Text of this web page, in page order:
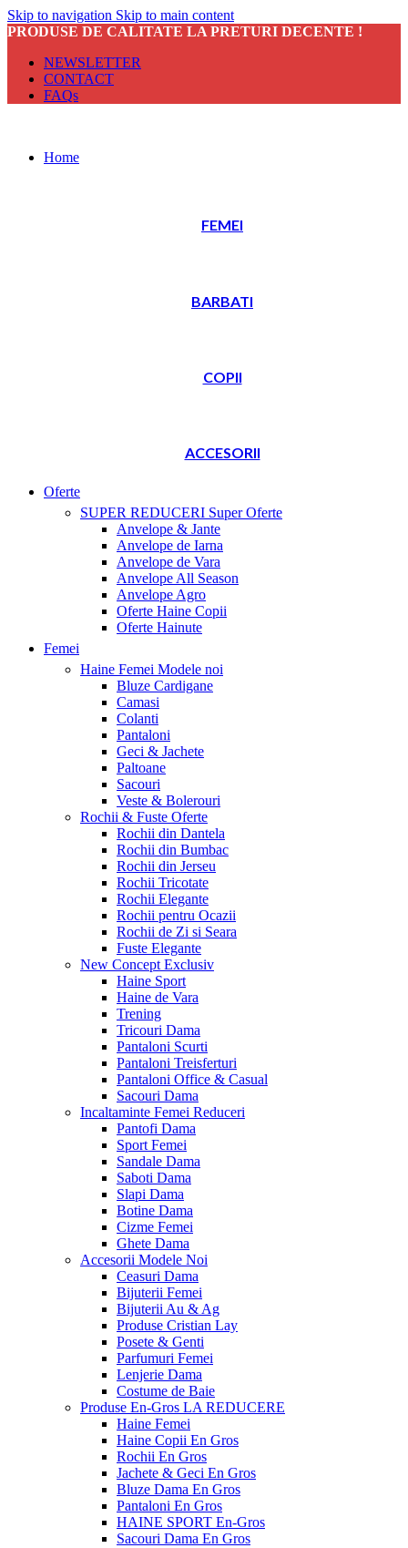
Skip to navigation Skip to main content
PRODUSE DE CALITATE LA PRETURI DECENTE !
NEWSLETTER
CONTACT
FAQs
Home
FEMEI
BARBATI
COPII
ACCESORII
Oferte
SUPER REDUCERI Super Oferte
Anvelope & Jante
Anvelope de Iarna
Anvelope de Vara
Anvelope All Season
Anvelope Agro
Oferte Haine Copii
Oferte Hainute
Femei
Haine Femei Modele noi
Bluze Cardigane
Camasi
Colanti
Pantaloni
Geci & Jachete
Paltoane
Sacouri
Veste & Bolerouri
Rochii & Fuste Oferte
Rochii din Dantela
Rochii din Bumbac
Rochii din Jerseu
Rochii Tricotate
Rochii Elegante
Rochii pentru Ocazii
Rochii de Zi si Seara
Fuste Elegante
New Concept Exclusiv
Haine Sport
Haine de Vara
Trening
Tricouri Dama
Pantaloni Scurti
Pantaloni Treisferturi
Pantaloni Office & Casual
Sacouri Dama
Incaltaminte Femei Reduceri
Pantofi Dama
Sport Femei
Sandale Dama
Saboti Dama
Slapi Dama
Botine Dama
Cizme Femei
Ghete Dama
Accesorii Modele Noi
Ceasuri Dama
Bijuterii Femei
Bijuterii Au & Ag
Produse Cristian Lay
Posete & Genti
Parfumuri Femei
Lenjerie Dama
Costume de Baie
Produse En-Gros LA REDUCERE
Haine Femei
Haine Copii En Gros
Rochii En Gros
Jachete & Geci En Gros
Bluze Dama En Gros
Pantaloni En Gros
HAINE SPORT En-Gros
Sacouri Dama En Gros